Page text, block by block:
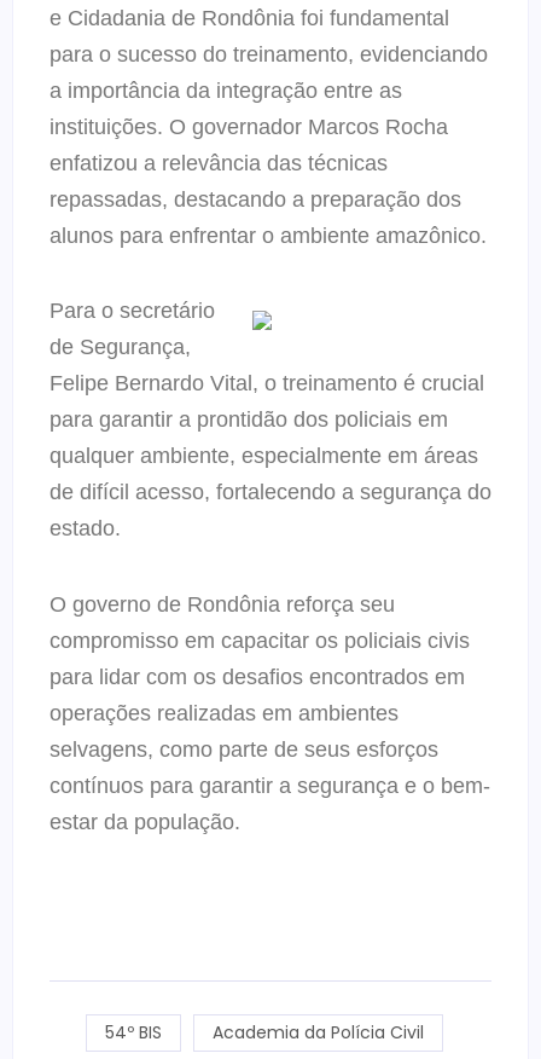
e Cidadania de Rondônia foi fundamental
para o sucesso do treinamento, evidenciando
a importância da integração entre as
instituições. O governador Marcos Rocha
enfatizou a relevância das técnicas
repassadas, destacando a preparação dos
alunos para enfrentar o ambiente amazônico.
Para o secretário
de Segurança,
Felipe Bernardo Vital, o treinamento é crucial
para garantir a prontidão dos policiais em
qualquer ambiente, especialmente em áreas
de difícil acesso, fortalecendo a segurança do
estado.
O governo de Rondônia reforça seu
compromisso em capacitar os policiais civis
para lidar com os desafios encontrados em
operações realizadas em ambientes
selvagens, como parte de seus esforços
contínuos para garantir a segurança e o bem-
estar da população.
54º BIS Academia da Polícia Civil